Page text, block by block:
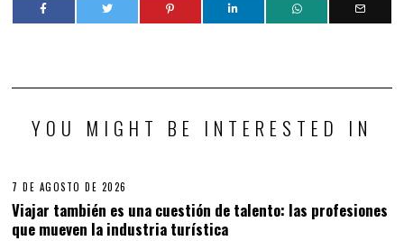
YOU MIGHT BE INTERESTED IN
7 DE AGOSTO DE 2026
Viajar también es una cuestión de talento: las profesiones
que mueven la industria turística